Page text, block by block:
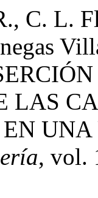
C. L.
LAS
, vol.